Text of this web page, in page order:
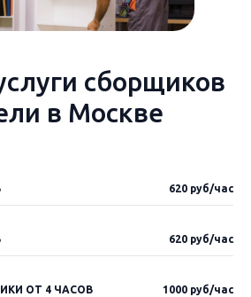
сборщиков
в Москве
620 руб/час
620 руб/час
ОТ 4 ЧАСОВ 1000 руб/час